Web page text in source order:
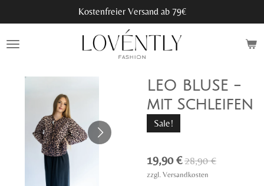
Hauptinhalt
springen
Kostenfreier Versand ab 79€
LEO BLUSE -
mit Schleifen
Sale!
19,90 €28,90 €
zzgl. Versandkosten